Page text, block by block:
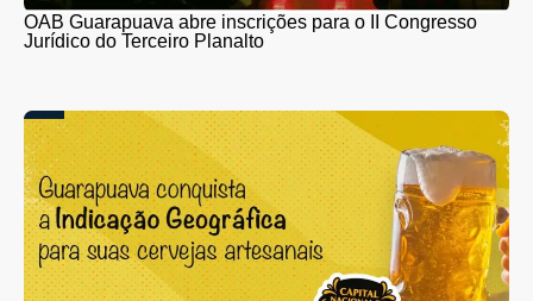
OAB Guarapuava abre inscrições para o II Congresso
Jurídico do Terceiro Planalto